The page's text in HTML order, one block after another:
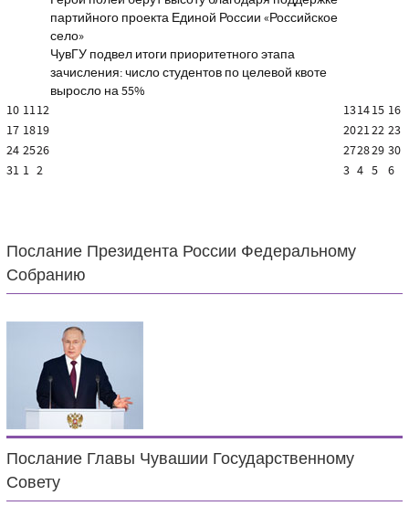
партийного проекта Единой России «Российское
село»
ЧувГУ подвел итоги приоритетного этапа
зачисления: число студентов по целевой квоте
выросло на 55%
10 1112 131415 16
17 1819 202122 23
24 2526 272829 30
31 1 2 3 4 5 6
Послание Президента России Федеральному
Собранию
Послание Главы Чувашии Государственному
Совету